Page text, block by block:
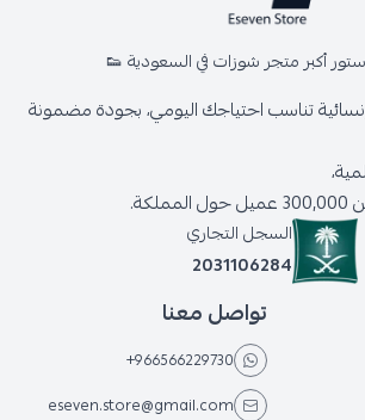
أكبر متجر شوزات في السعودية 👟
تناسب احتياجك اليومي، بجودة مضمونة
السجل التجاري
2031106284
تواصل معنا
+966566229730
eseven.store@gmail.com